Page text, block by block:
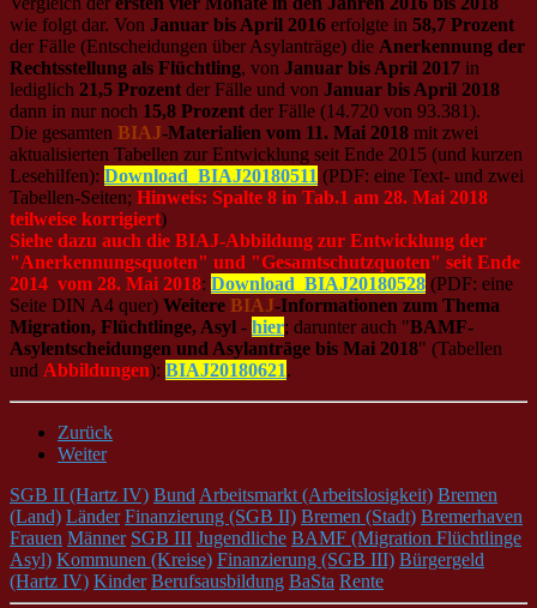
wie folgt dar. Von Januar bis April 2016 erfolgte in 58,7 Prozent
der Fälle (Entscheidungen über Asylanträge) die Anerkennung der
Rechtsstellung als Flüchtling, von Januar bis April 2017 in
lediglich 21,5 Prozent der Fälle und von Januar bis April 2018
dann in nur noch 15,8 Prozent der Fälle (14.720 von 93.381).
Die gesamten BIAJ-Materialien vom 11. Mai 2018 mit zwei
aktualisierten Tabellen zur Entwicklung seit Ende 2015 (und kurzen
Lesehilfen): Download_BIAJ20180511 (PDF: eine Text- und zwei
Tabellen-Seiten; Hinweis: Spalte 8 in Tab.1 am 28. Mai 2018
teilweise korrigiert)
Siehe dazu auch die BIAJ-Abbildung zur Entwicklung der
"Anerkennungsquoten" und "Gesamtschutzquoten" seit Ende
2014 vom 28. Mai 2018: Download_BIAJ20180528 (PDF: eine
Seite DIN A4 quer) Weitere BIAJ-Informationen zum Thema
Migration, Flüchtlinge, Asyl - hier; darunter auch "BAMF-
Asylentscheidungen und Asylanträge bis Mai 2018" (Tabellen
und Abbildungen): BIAJ20180621.
Zurück
Weiter
SGB II (Hartz IV) Bund Arbeitsmarkt (Arbeitslosigkeit) Bremen
(Land) Länder Finanzierung (SGB II) Bremen (Stadt) Bremerhaven
Frauen Männer SGB III Jugendliche BAMF (Migration Flüchtlinge
Asyl) Kommunen (Kreise) Finanzierung (SGB III) Bürgergeld
(Hartz IV) Kinder Berufsausbildung BaSta Rente